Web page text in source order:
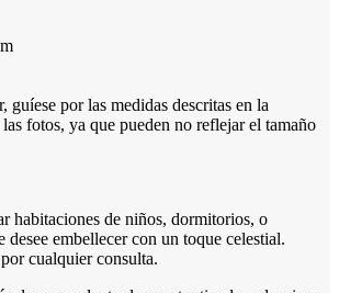
guíese por las medidas descritas en la
fotos, ya que pueden no reflejar el tamaño
habitaciones de niños, dormitorios, o
desee embellecer con un toque celestial.
cualquier consulta.